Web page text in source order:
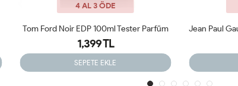
4 AL 3 ÖDE
Jean Paul Gaultier X-MAS Edition 125 Ml Tester Parfüm
1,399 TL
SEPETE EKLE